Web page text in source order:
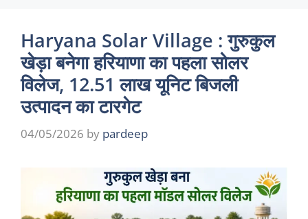
Haryana Solar Village : गुरुकुल
खेड़ा बनेगा हरियाणा का पहला सोलर
विलेज, 12.51 लाख यूनिट बिजली
उत्पादन का टारगेट
04/05/2026 by pardeep